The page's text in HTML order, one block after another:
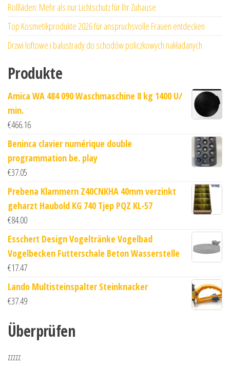
Rollläden: Mehr als nur Lichtschutz für Ihr Zuhause
Top Kosmetikprodukte 2026 für anspruchsvolle Frauen entdecken
Drzwi loftowe i balustrady do schodów policzkowych nakładanych
Produkte
Amica WA 484 090 Waschmaschine 8 kg 1400 U/
min.
€466.16
Beninca clavier numérique double
programmation be. play
€37.05
Prebena Klammern Z40CNKHA 40mm verzinkt
geharzt Haubold KG 740 Tjep PQZ KL-57
€84.00
Esschert Design Vogeltränke Vogelbad
Vogelbecken Futterschale Beton Wasserstelle
€17.47
Lando Multisteinspalter Steinknacker
€37.49
Überprüfen
zzzzz